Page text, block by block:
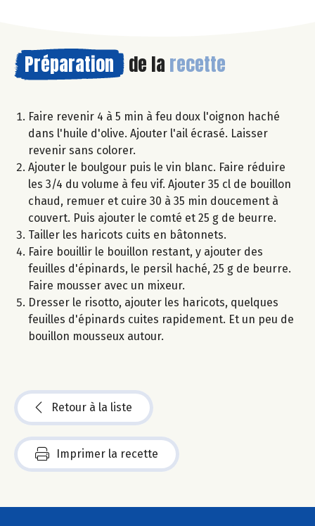
Préparation de la recette
Faire revenir 4 à 5 min à feu doux l'oignon haché
dans l'huile d'olive. Ajouter l'ail écrasé. Laisser
revenir sans colorer.
Ajouter le boulgour puis le vin blanc. Faire réduire
les 3/4 du volume à feu vif. Ajouter 35 cl de bouillon
chaud, remuer et cuire 30 à 35 min doucement à
couvert. Puis ajouter le comté et 25 g de beurre.
Tailler les haricots cuits en bâtonnets.
Faire bouillir le bouillon restant, y ajouter des
feuilles d'épinards, le persil haché, 25 g de beurre.
Faire mousser avec un mixeur.
Dresser le risotto, ajouter les haricots, quelques
feuilles d'épinards cuites rapidement. Et un peu de
bouillon mousseux autour.
Retour à la liste
Imprimer la recette